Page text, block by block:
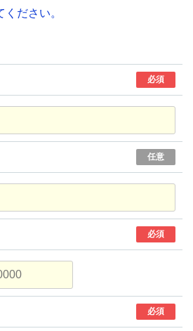
ださい。
必須
任意
必須
必須